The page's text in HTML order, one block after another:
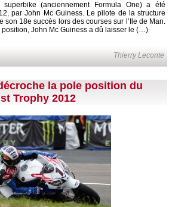
(anciennement Formula One) a été
par John Mc Guiness. Le pilote de la structure
son 18e succès lors des courses sur l’Ile de Man.
John Mc Guiness a dû laisser le (…)
Thierry Leconte
la pole position du
Trophy 2012